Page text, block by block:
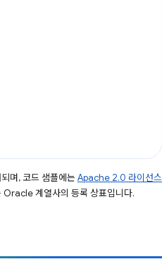
며, 코드 샘플에는 Apache 2.0 라이선스
계열사의 등록 상표입니다.